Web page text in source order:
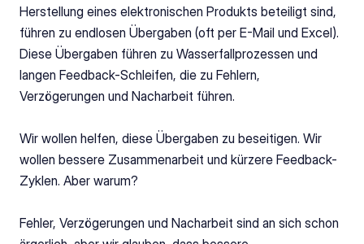
Herstellung eines elektronischen Produkts beteiligt sind,
führen zu endlosen Übergaben (oft per E-Mail und Excel).
Diese Übergaben führen zu Wasserfallprozessen und
langen Feedback-Schleifen, die zu Fehlern,
Verzögerungen und Nacharbeit führen.
Wir wollen helfen, diese Übergaben zu beseitigen. Wir
wollen bessere Zusammenarbeit und kürzere Feedback-
Zyklen. Aber warum?
Fehler, Verzögerungen und Nacharbeit sind an sich schon